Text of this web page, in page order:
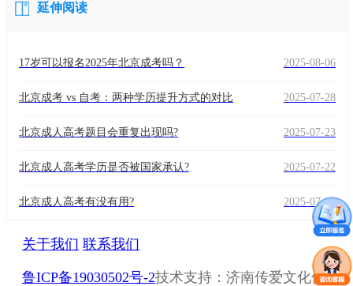
延伸阅读
17岁可以报名2025年北京成考吗？ 2025-08-06
北京成考 vs 自考：两种学历提升方式的对比 2025-07-28
北京成人高考题目会重复出现吗? 2025-07-23
北京成人高考学历是否被国家承认? 2025-07-22
北京成人高考有没有用? 2025-07-18
关于我们 联系我们
鲁ICP备19030502号-2技术支持：济南传爱文化传